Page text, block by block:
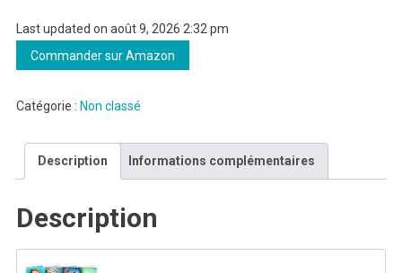
Last updated on août 9, 2026 2:32 pm
Commander sur Amazon
Catégorie : Non classé
Description Informations complémentaires
Description